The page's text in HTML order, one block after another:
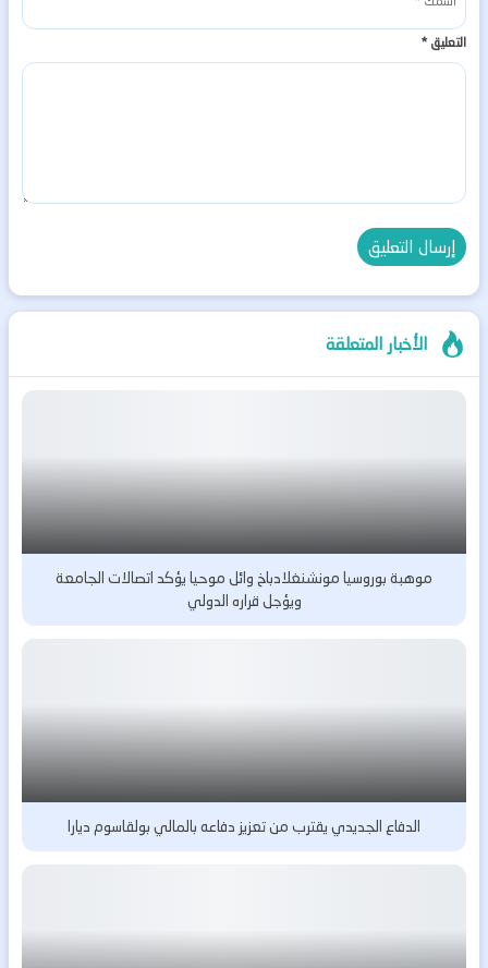
التعليق*
الأخبار المتعلقة
موهبة بوروسيا مونشنغلادباخ وائل موحيا يؤكد اتصالات الجامعة
ويؤجل قراره الدولي
الدفاع الجديدي يقترب من تعزيز دفاعه بالمالي بولقاسوم ديارا